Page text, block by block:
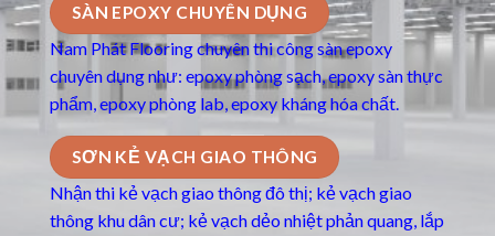
SÀN EPOXY CHUYÊN DỤNG
Nam Phát Flooring chuyên thi côngsàn epoxy
chuyên dụngnhư: epoxy phòng sạch, epoxy sàn thực
phẩm, epoxy phòng lab, epoxy kháng hóa chất.
SƠN KẺ VẠCH GIAO THÔNG
Nhận thi kẻ vạch giao thông đô thị; kẻ vạch giao
thông khu dân cư; kẻ vạch dẻo nhiệt phản quang, lắp